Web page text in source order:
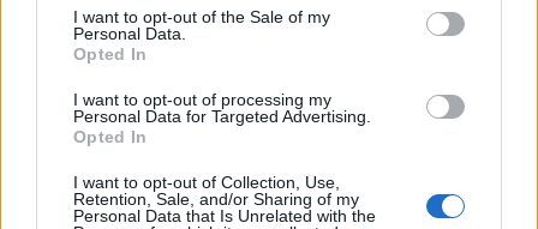
I want to opt-out of the Sale of my
Personal Data.
Opted In
I want to opt-out of processing my
Personal Data for Targeted Advertising.
Opted In
I want to opt-out of Collection, Use,
Retention, Sale, and/or Sharing of my
Personal Data that Is Unrelated with the
για να τονίσειςτην πτυχή του βλεφάρου και
εστίασε εκεί ακριβώς στην πτυχή.